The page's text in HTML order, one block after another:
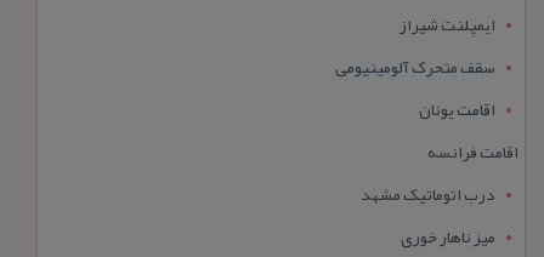
ایمپلنت شیراز
سقف متحرک آلومینیومی
اقامت یونان
اقامت فرانسه
درب اتوماتیک مشهد
میز ناهار خوری